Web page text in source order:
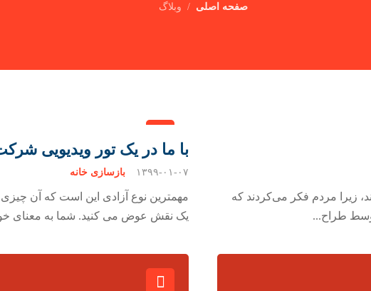
صفحه اصلی وبلاگ
زیرا مردم فکر می‌کردند که
طراح...
با ما در یک تور ویدیویی
۱۳۹۹-۰۱-۰۷ بازسازی خانه
مهمترین نوع آزادی این است که آن چیزی
یک نقش عوض می کنید. شما به معنای